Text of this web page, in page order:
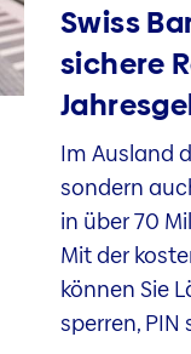
Swiss
sichere
Im Ausland
sondern
in über 70
Mit der
können Sie
sperren, PIN